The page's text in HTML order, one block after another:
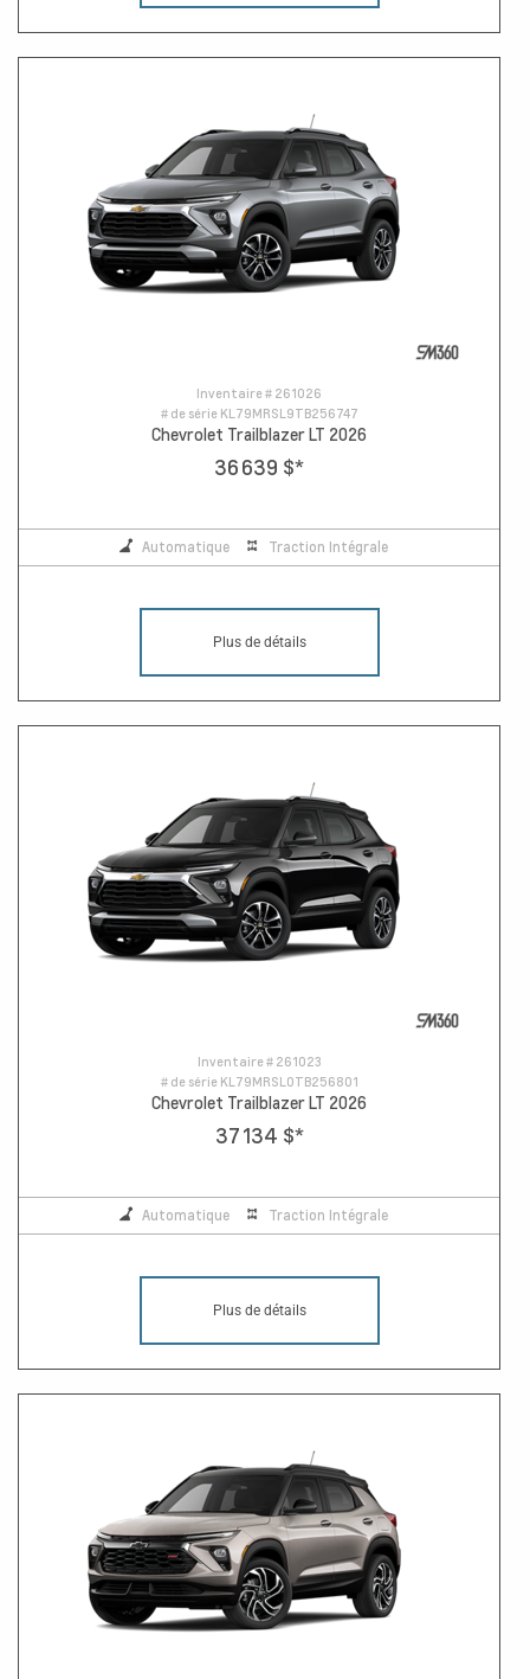
Inventaire # 261026
# de série KL79MRSL9TB256747
Chevrolet Trailblazer LT 2026
36 639 $*
Automatique Traction Intégrale
Plus de détails
Inventaire # 261023
# de série KL79MRSL0TB256801
Chevrolet Trailblazer LT 2026
37 134 $*
Automatique Traction Intégrale
Plus de détails